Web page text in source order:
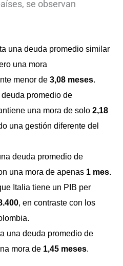
se observan
una deuda promedio similar
una mora
menor de 3,08 meses.
deuda promedio de
una mora de solo 2,18
una gestión diferente del
deuda promedio de
una mora de apenas 1 mes.
Italia tiene un PIB per
, en contraste con los
una deuda promedio de
mora de 1,45 meses.